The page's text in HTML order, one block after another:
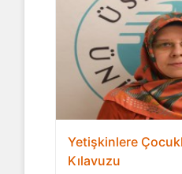
Yetişkinlere
Kılavuzu